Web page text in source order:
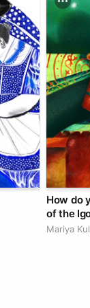
How do
of the
Mariya